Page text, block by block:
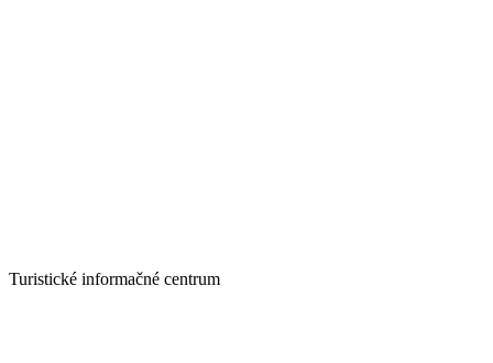
Turistické informačné centrum